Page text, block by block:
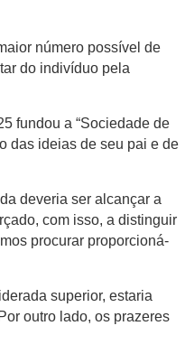
número possível de
do indivíduo pela
fundou a “Sociedade de
das ideias de seu pai e de
deveria ser alcançar a
com isso, a distinguir
procurar proporcioná-
superior, estaria
outro lado, os prazeres